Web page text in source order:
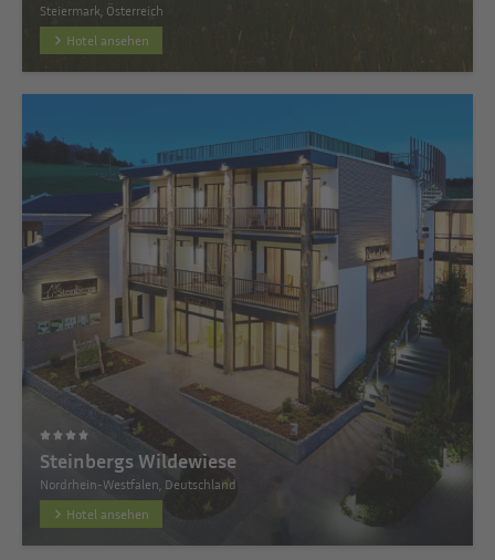
Steiermark, Österreich
Hotel ansehen
Steinbergs Wildewiese
Nordrhein-Westfalen, Deutschland
Hotel ansehen